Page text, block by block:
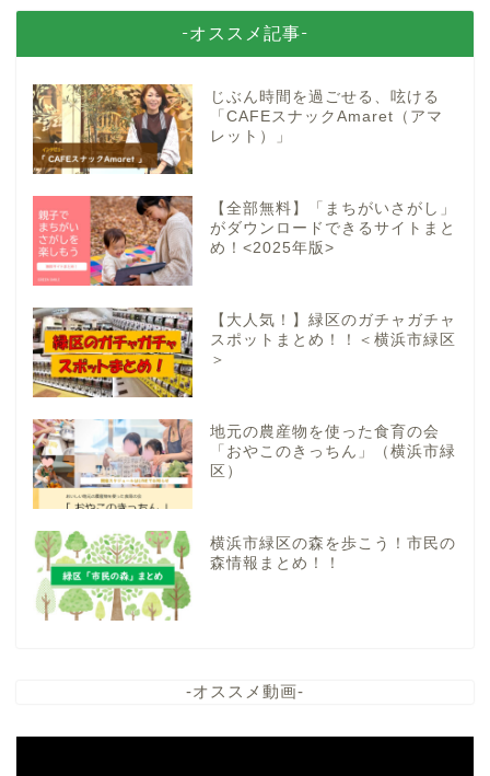
-オススメ記事-
じぶん時間を過ごせる、呟ける
「CAFEスナックAmaret（アマ
レット）」
【全部無料】「まちがいさがし」
がダウンロードできるサイトまと
め！<2025年版>
【大人気！】緑区のガチャガチャ
スポットまとめ！！＜横浜市緑区
＞
地元の農産物を使った食育の会
「おやこのきっちん」（横浜市緑
区）
横浜市緑区の森を歩こう！市民の
森情報まとめ！！
-オススメ動画-